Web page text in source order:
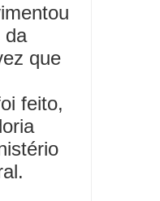
da
que
feito,